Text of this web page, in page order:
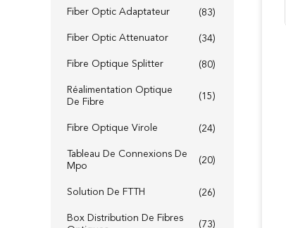
Fiber Optic Adaptateur (83)
Fiber Optic Attenuator (34)
Fibre Optique Splitter (80)
Réalimentation Optique
De Fibre
(15)
Fibre Optique Virole (24)
Tableau De Connexions De
Mpo
(20)
Solution De FTTH (26)
Box Distribution De Fibres
(73)